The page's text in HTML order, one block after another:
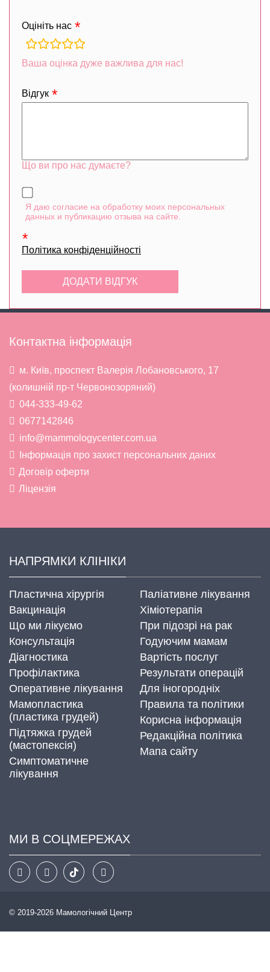
Оцініть нас
rating
fields
Ваша оцінка дуже важлива для нас!
Відгук
Що ви про нас думаєте?
Я даю согласие на обработку моих персональных
данных и публикацию отзыва на сайте.
Політика конфіденційності
Контактна інформація
м. Київ, проспект Валерія Лобановського, 17
(колишній пр-т Червонозоряний)
044-333-49-62
0677142846
info@mammologycenter.com.ua
Інформація про захист персональних даних
Договір оферти
Ліцензія
НАПРЯМКИ КЛІНІКИ
Пластична хірургія
Вакцинація
Що ми лікуємо
Консультація
Діагностика
Профілактика
Оперативне лікування
Мамопластика
(пластика грудей)
Підтяжка грудей
(мастопексія)
Симптоматичне
лікування
Паліативне лікування
Хіміотерапія
При підозрі на рак
Годуючим мамам
Вартість послуг
Результати операцій
Для іногородніх
Правила та політики
Корисна інформація
Редакційна політика
Мапа сайту
МИ В СОЦМЕРЕЖАХ
© 2019-2026 Мамологічний Центр